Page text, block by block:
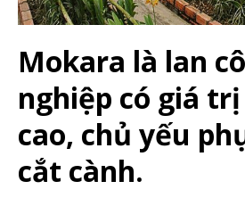
Mokara là lan
nghiệp có giá
cao, chủ yếu
cắt cành.